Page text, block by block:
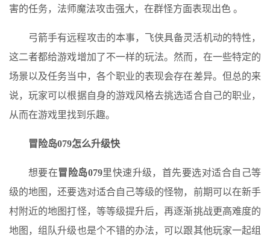
害的任务，法师魔法攻击强大，在群怪方面表现出色 。
弓箭手有远程攻击的本事，飞侠具备灵活机动的特性，
这二者都给游戏增加了不一样的玩法。然而，在一些特定的
场景以及任务当中，各个职业的表现会存在差异。但总的来
说，玩家可以根据自身的游戏风格去挑选适合自己的职业，
从而在游戏里找到乐趣。
冒险岛079怎么升级快
想要在冒险岛079里快速升级，首先要选对适合自己等
级的地图，还要选对适合自己等级的怪物，前期可以在新手
村附近的地图打怪，等等级提升后，再逐渐挑战更高难度的
地图，组队升级也是个不错的办法，可以跟其他玩家一起组